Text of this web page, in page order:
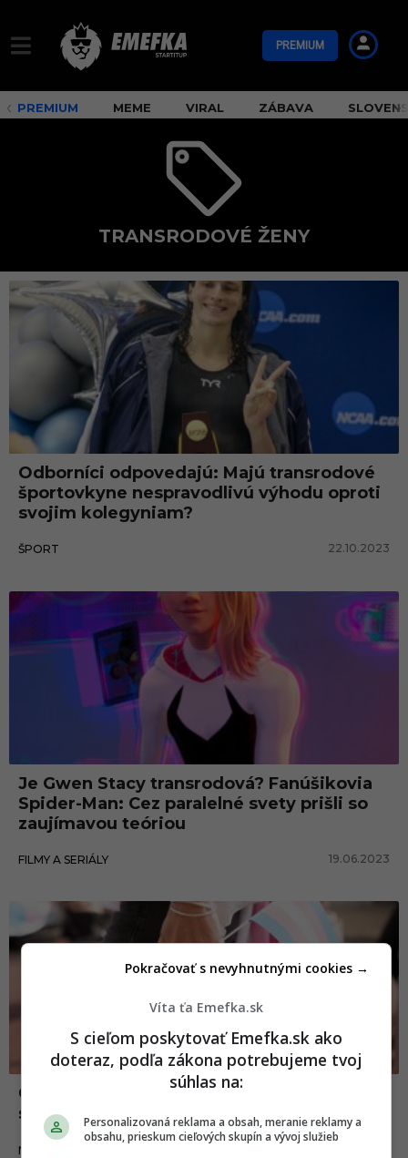
PREMIUM
PREMIUM MEME VIRAL ZÁBAVA
TRANSRODOVÉ ŽENY
t
r
s
r
o
d
o
v
ž
e
n
Odborníci odpovedajú: Majú transrodové
športovkyne nespravodlivú výhodu oproti
svojim kolegyniam?
ŠPORT 22.10.2023
Je Gwen Stacy transrodová? Fanúšikovia
Spider-Man: Cez paralelné svety prišli so
zaujímavou teóriou
FILMY A SERIÁLY 19.06.2023
Cez ukrajinské hranice odmietli pustiť
stovky transrodových žien
NEWS
Víta ťa Emefka.sk
S cieľom poskytovať Emefka.sk ako
doteraz, podľa zákona potrebujeme tvoj
súhlas na:
Personalizovaná reklama a obsah, meranie reklamy a
obsahu, prieskum cieľových skupín a vývoj služieb
Pokračovať s nevyhnutnými cookies →